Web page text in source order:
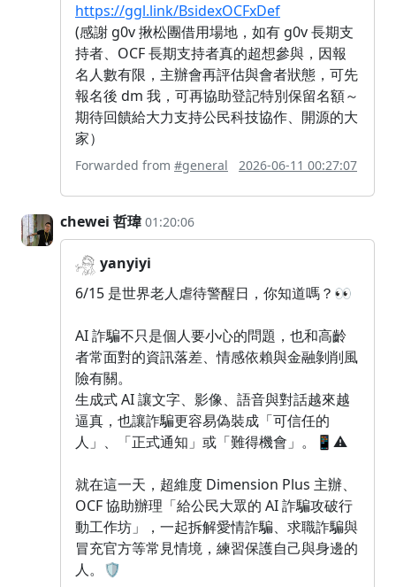
https://ggl.link/BsidexOCFxDef
(感謝 g0v 揪松團借用場地，如有 g0v 長期支
持者、OCF 長期支持者真的超想參與，因報
名人數有限，主辦會再評估與會者狀態，可先
報名後 dm 我，可再協助登記特別保留名額～
期待回饋給大力支持公民科技協作、開源的大
家）
Forwarded from #general 2026-06-11 00:27:07
chewei 哲瑋 01:20:06
yanyiyi
6/15 是世界老人虐待警醒日，你知道嗎？👀
AI 詐騙不只是個人要小心的問題，也和高齡
者常面對的資訊落差、情感依賴與金融剝削風
險有關。
生成式 AI 讓文字、影像、語音與對話越來越
逼真，也讓詐騙更容易偽裝成「可信任的
人」、「正式通知」或「難得機會」。📱⚠️
就在這一天，超維度 Dimension Plus 主辦、
OCF 協助辦理「給公民大眾的 AI 詐騙攻破行
動工作坊」，一起拆解愛情詐騙、求職詐騙與
冒充官方等常見情境，練習保護自己與身邊的
人。🛡️